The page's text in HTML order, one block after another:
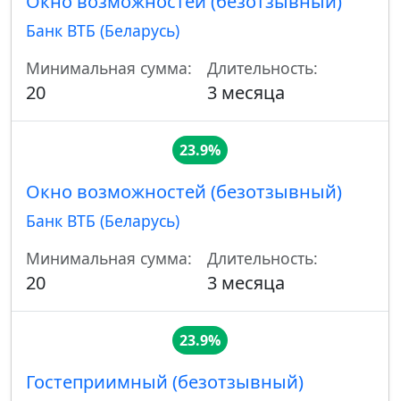
Банк ВТБ (Беларусь)
Минимальная сумма:
20
Длительность:
3 месяца
23.9%
Окно возможностей (безотзывный)
Банк ВТБ (Беларусь)
Минимальная сумма:
20
Длительность:
3 месяца
23.9%
Гостеприимный (безотзывный)